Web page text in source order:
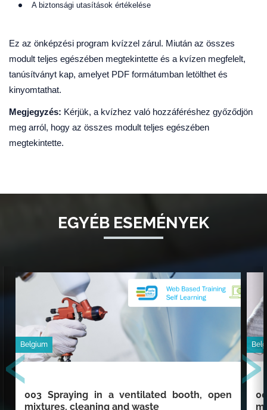
A biztonsági utasítások értékelése
Ez az önképzési program kvízzel zárul. Miután az összes
modult teljes egészében megtekintette és a kvízen megfelelt,
tanúsítványt kap, amelyet PDF formátumban letölthet és
kinyomtathat.
Megjegyzés: Kérjük, a kvízhez való hozzáféréshez győződjön
meg arról, hogy az összes modult teljes egészében
megtekintette.
EGYÉB ESEMÉNYEK
Belgium
003 Spraying in a ventilated booth, open
mixtures, cleaning and waste
‹ ›